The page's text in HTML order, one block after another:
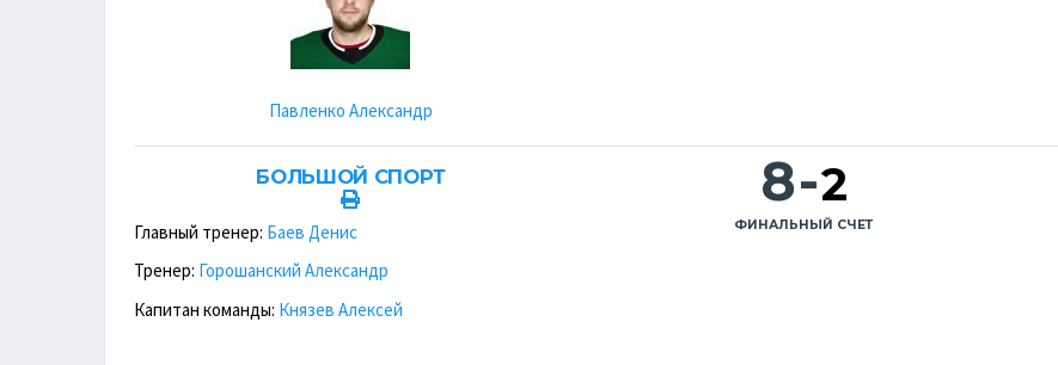
Павленко Александр
БОЛЬШОЙ СПОРТ
Главный тренер: Баев Денис
Тренер: Горошанский Александр
Капитан команды: Князев Алексей
8-2
ФИНАЛЬНЫЙ СЧЕТ